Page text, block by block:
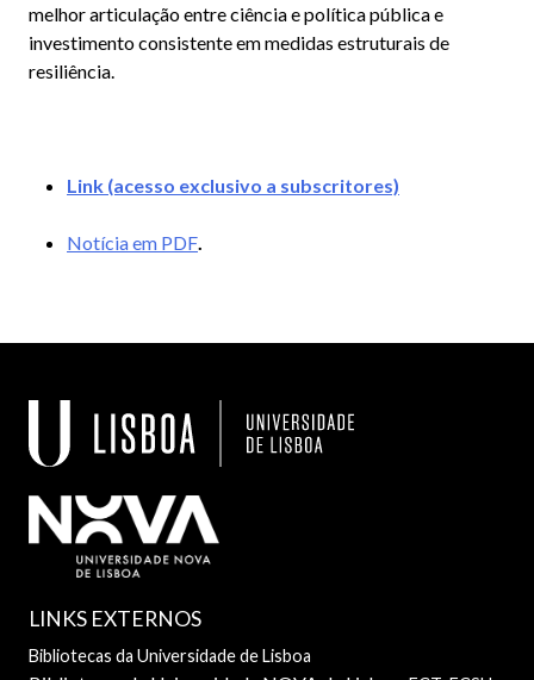
melhor articulação entre ciência e política pública e
investimento consistente em medidas estruturais de
resiliência.
Link (acesso exclusivo a subscritores)
Notícia em PDF
LINKS EXTERNOS
Bibliotecas da Universidade de Lisboa